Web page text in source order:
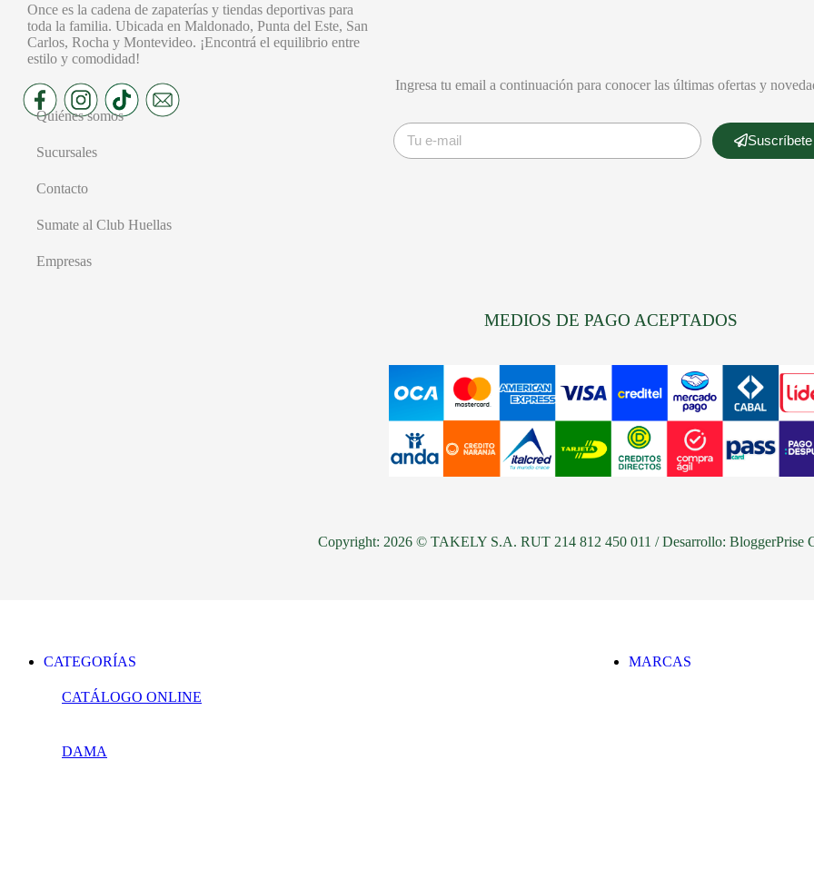
Once es la cadena de zapaterías y tiendas deportivas para
toda la familia. Ubicada en Maldonado, Punta del Este, San
Carlos, Rocha y Montevideo. ¡Encontrá el equilibrio entre
estilo y comodidad!
Quiénes somos
Sucursales
Contacto
Sumate al Club Huellas
Empresas
Ingresa tu email a continuación para conocer las últimas ofertas y
Suscríbete
MEDIOS DE PAGO ACEPTADOS
Copyright: 2026 © TAKELY S.A. RUT 214 812 450 011 / Desarrollo: BloggerPrise
CATEGORÍAS MARCAS
CATÁLOGO ONLINE
DAMA